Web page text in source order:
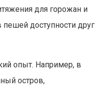
для горожан и
доступности друг
опыт. Например, в
остров,